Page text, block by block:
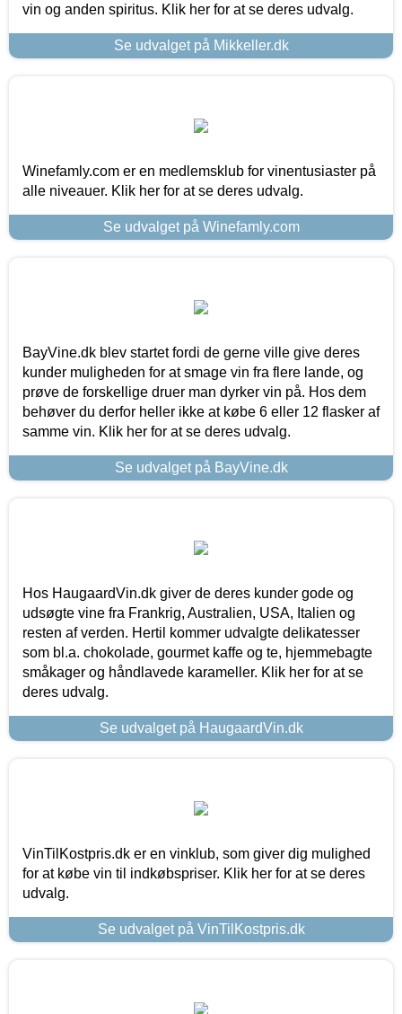
vin og anden spiritus. Klik her for at se deres udvalg.
Se udvalget på Mikkeller.dk
Winefamly.com er en medlemsklub for vinentusiaster på
alle niveauer. Klik her for at se deres udvalg.
Se udvalget på Winefamly.com
BayVine.dk blev startet fordi de gerne ville give deres
kunder muligheden for at smage vin fra flere lande, og
prøve de forskellige druer man dyrker vin på. Hos dem
behøver du derfor heller ikke at købe 6 eller 12 flasker af
samme vin. Klik her for at se deres udvalg.
Se udvalget på BayVine.dk
Hos HaugaardVin.dk giver de deres kunder gode og
udsøgte vine fra Frankrig, Australien, USA, Italien og
resten af verden. Hertil kommer udvalgte delikatesser
som bl.a. chokolade, gourmet kaffe og te, hjemmebagte
småkager og håndlavede karameller. Klik her for at se
deres udvalg.
Se udvalget på HaugaardVin.dk
VinTilKostpris.dk er en vinklub, som giver dig mulighed
for at købe vin til indkøbspriser. Klik her for at se deres
udvalg.
Se udvalget på VinTilKostpris.dk